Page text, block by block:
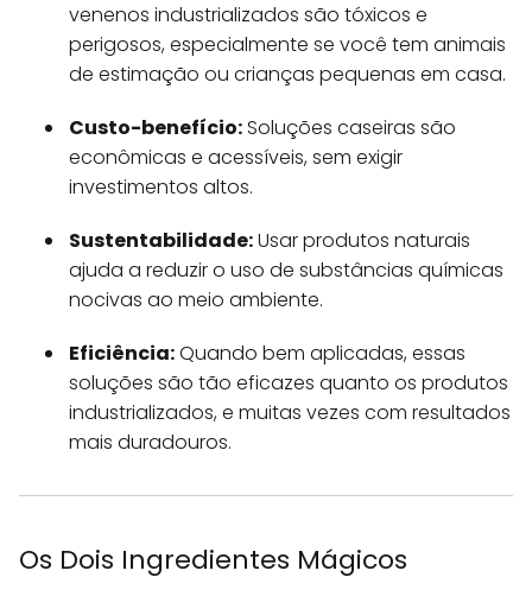
venenos industrializados são tóxicos e
perigosos, especialmente se você tem animais
de estimação ou crianças pequenas em casa.
Custo-benefício:Soluções caseiras são
econômicas e acessíveis, sem exigir
investimentos altos.
Sustentabilidade:Usar produtos naturais
ajuda a reduzir o uso de substâncias químicas
nocivas ao meio ambiente.
Eficiência:Quando bem aplicadas, essas
soluções são tão eficazes quanto os produtos
industrializados, e muitas vezes com resultados
mais duradouros.
Os Dois Ingredientes Mágicos